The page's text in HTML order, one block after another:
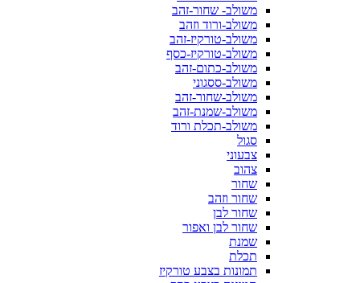
משולב- שחור-זהב
משולב-ורוד וזהב
משולב-טורקיז-זהב
משולב-טורקיז-כסף
משולב-כתום-זהב
משולב-ססגוני
משולב-שחור-זהב
משולב-שמנת-זהב
משולב-תכלת ורוד
סגול
צבעוני
צהוב
שחור
שחור וזהב
שחור לבן
שחור לבן ואפור
שמנת
תכלת
תמונות בצבע טורקיז